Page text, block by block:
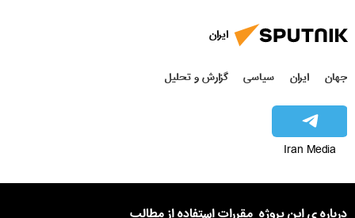
ایران
جهان ایران سیاسی گزارش و تحلیل
Iran Media